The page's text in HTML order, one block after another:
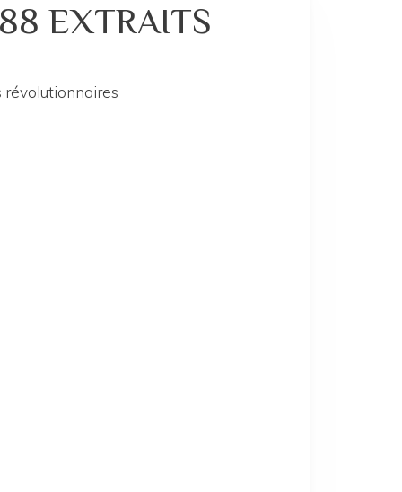
EXTRAITS
révolutionnaires